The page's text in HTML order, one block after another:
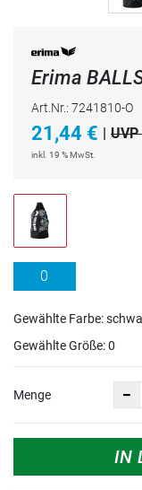
Erima
Art.Nr.: 7241810-O
21,44 € |
inkl. 19 % MwSt.
0
Gewählte Farbe:
Gewählte Größe:0
Menge
IN